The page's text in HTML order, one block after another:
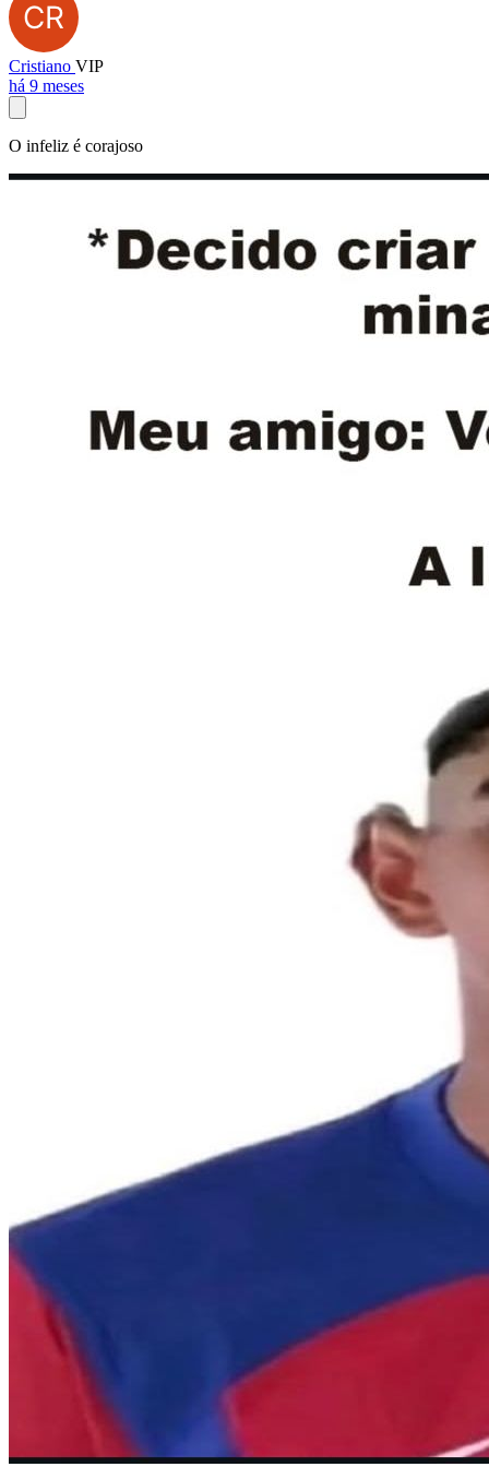
Cristiano VIP
há 9 meses
O infeliz é corajoso